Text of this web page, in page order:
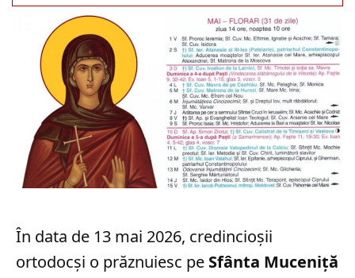
În data de 13 mai 2026, credincioșii
ortodocși o prăznuiesc pe Sfânta Muceniță